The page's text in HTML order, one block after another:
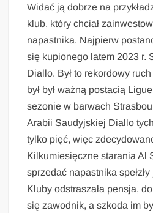
Widać ją dobrze na
klub, który chciał
napastnika. Najpierw
się kupionego latem 2023 r.
Diallo. Był to rekordowy
był był ważną postacią
sezonie w barwach
Arabii Saudyjskiej Diallo
tylko pięć, więc
Kilkumiesięczne starania Al
sprzedać napastnika
Kluby odstraszała pensja,
się zawodnik, a szkoda im